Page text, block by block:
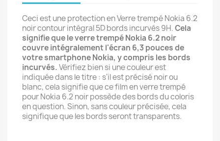
Ceci est une protection en Verre trempé Nokia 6.2
noir contour intégral 5D bords incurvés 9H.Cela
signifie que le verre trempé Nokia 6.2 noir
couvre intégralement l'écran 6,3 pouces de
votre smartphone Nokia, y compris les bords
incurvés.Vérifiez bien si une couleur est
indiquée dans le titre : s'il est précisé noir ou
blanc, cela signifie que ce film en verre trempé
pour Nokia 6.2 noir possède des bords du coloris
en question. Sinon, sans couleur précisée, cela
signifique que les bords seront transparents.